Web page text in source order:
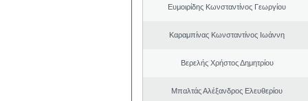
Ευμοιρίδης Κωνσταντίνος Γεωργίου
Καραμπίνας Κωνσταντίνος Ιωάννη
Βερελής Χρήστος Δημητρίου
Μπαλτάς Αλέξανδρος Ελευθερίου